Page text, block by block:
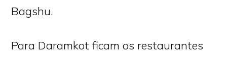
Bagshu.
Para Daramkot ficam os restaurantes